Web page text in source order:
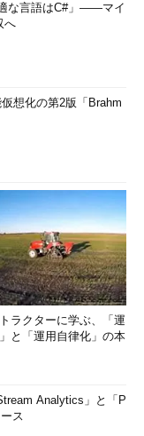
な言語はC#」――マイ
へ
想化の第2版「Brahm
ラクターに学ぶ、「運
と「運用自律化」の本
Analytics」と「P
ス